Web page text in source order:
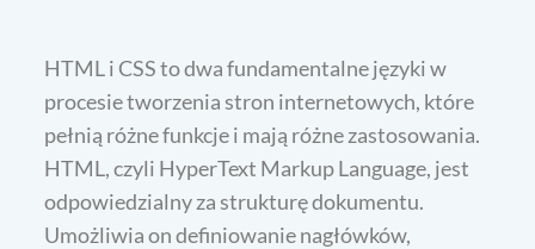
HTML i CSS to dwa fundamentalne języki w
procesie tworzenia stron internetowych, które
pełnią różne funkcje i mają różne zastosowania.
HTML, czyli HyperText Markup Language, jest
odpowiedzialny za strukturę dokumentu.
Umożliwia on definiowanie nagłówków,